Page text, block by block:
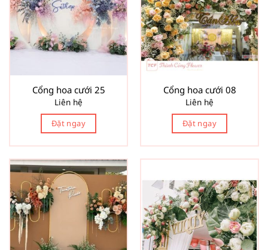
Cổng hoa cưới 25
Liên hệ
Đặt ngay
Cổng hoa cưới 08
Liên hệ
Đặt ngay